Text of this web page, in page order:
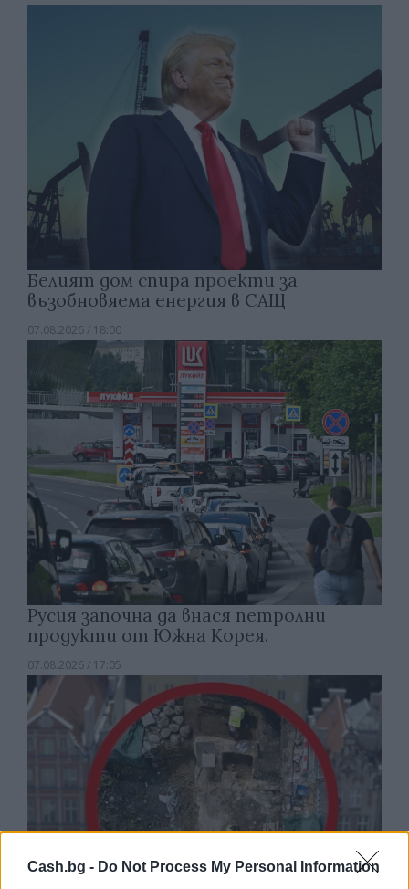
Cash.bg - Do Not Process My Personal Information
Белият дом спира проекти за
възобновяема енергия в САЩ
07.08.2026 / 18:00
Русия започна да внася петролни
продукти от Южна Корея.
07.08.2026 / 17:05